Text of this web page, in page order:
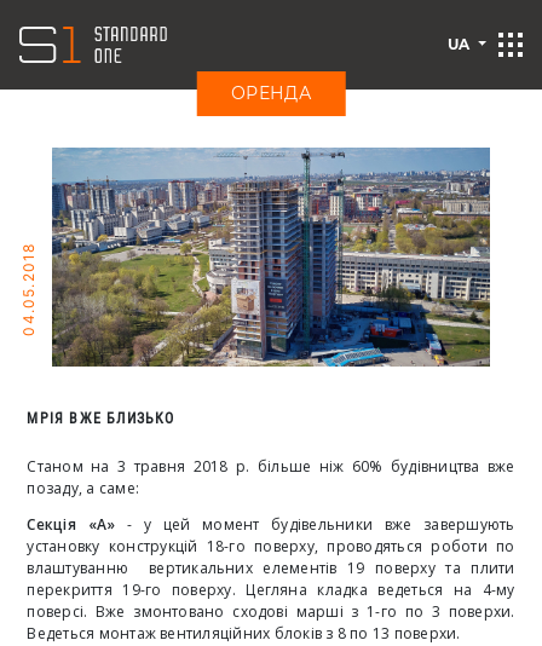
ОРЕНДА
UA
04.05.2018
МРІЯ ВЖЕ БЛИЗЬКО
Станом на 3 травня 2018 р. більше ніж 60% будівництва вже
позаду, а саме:
Секція «А» - у цей момент будівельники вже завершують
установку конструкцій 18-го поверху, проводяться роботи по
влаштуванню вертикальних елементів 19 поверху та плити
перекриття 19-го поверху. Цегляна кладка ведеться на 4-му
поверсі. Вже змонтовано сходові марші з 1-го по 3 поверхи.
Ведеться монтаж вентиляційних блоків з 8 по 13 поверхи.